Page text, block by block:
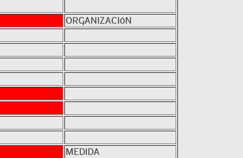
ORGANIZACIóN
MEDIDA